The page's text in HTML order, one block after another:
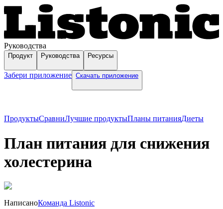
Руководства
Продукт Руководства Ресурсы
Забери приложение Скачать приложение
ПродуктыСравниЛучшие продуктыПланы питанияДиеты
План питания для снижения
холестерина
НаписаноКоманда Listonic